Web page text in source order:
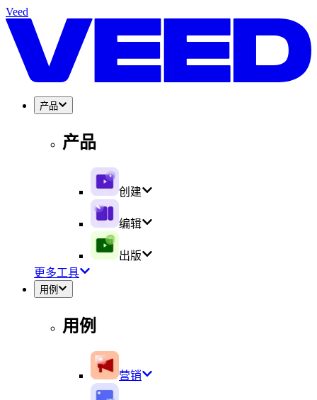
Veed
产品
产品
创建
编辑
出版
更多工具
用例
用例
营销